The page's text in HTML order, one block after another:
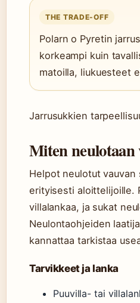
THE TRADE-OFF
Polarn o Pyretin
korkeampi kuin
matoilla, liukuesteet
Jarrusukkien
Miten neulotaan
Helpot neulotut
erityisesti aloittelijoille.
villalankaa, ja sukat
Neulontaohjeiden
kannattaa tarkistaa
Tarvikkeet ja lanka
Puuvilla- tai